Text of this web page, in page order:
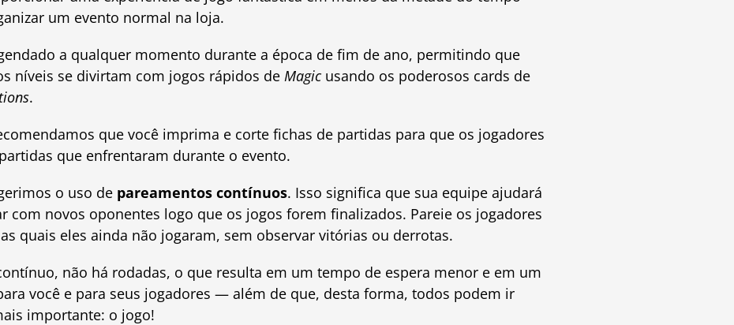
um evento normal na loja.
a qualquer momento durante a época de fim de ano, permitindo que
níveis se divirtam com jogos rápidos de Magicusando os poderosos cards de
.
que você imprima e corte fichas de partidas para que os jogadores
que enfrentaram durante o evento.
o uso de pareamentos contínuos. Isso significa que sua equipe ajudará
com novos oponentes logo que os jogos forem finalizados. Pareie os jogadores
quais eles ainda não jogaram, sem observar vitórias ou derrotas.
não há rodadas, o que resulta em um tempo de espera menor e em um
você e para seus jogadores — além de que, desta forma, todos podem ir
importante: o jogo!